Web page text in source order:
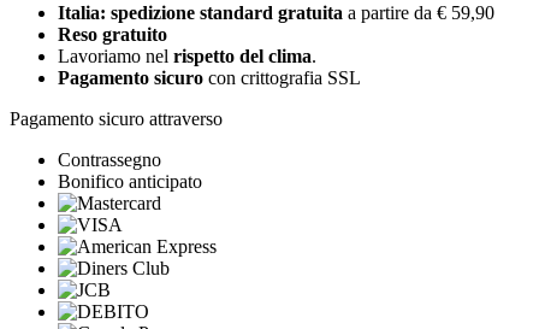
Italia: spedizione standard gratuita a partire da € 59,90
Reso gratuito
Lavoriamo nel rispetto del clima.
Pagamento sicuro con crittografia SSL
Pagamento sicuro attraverso
Contrassegno
Bonifico anticipato